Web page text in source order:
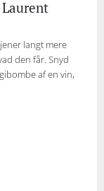
langt mere
den får. Snyd
af en vin,